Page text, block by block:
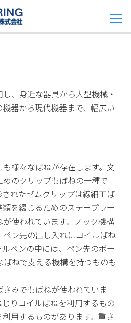
メ
ニ
、身近な器具から大型機械・
器から現代機器まで、幅広い
様々なばねが存在します。文
のクリップもばねの一種で
れたゼムクリップは線細工ば
を綴じるためのステープラー
使われています。ノック機構
ン先の出し入れにコイルばね
ペンの中には、ペン先のボー
ねで支える機構を持つものも
みでもばねが使われていま
りコイルばねを利用するもの
用するものがあります。重さ